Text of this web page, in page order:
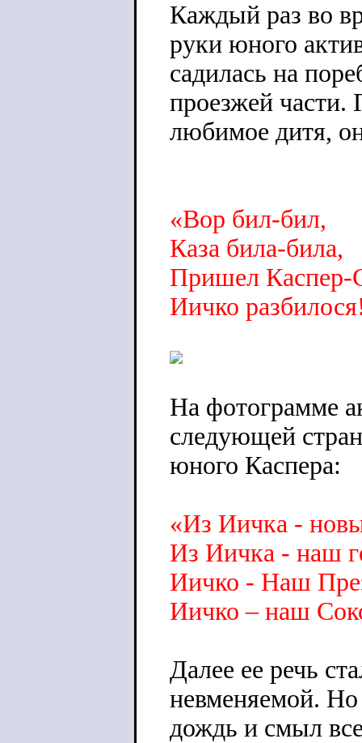
Каждый раз во
руки юного
садилась на
проезжей части.
любимое дитя,
«Вор бил-бил,
Каза била-била,
Пришел Каспер-
Иичко
На фотограмме
следующей
юного Каспера:
«Из Иичка -
Из Иичка - наш
Иичко - Наш
Иичко – наш
Далее ее речь
невменяемой.
дождь и смыл